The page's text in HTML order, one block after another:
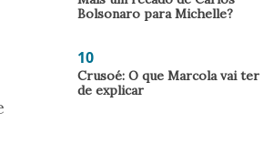
Bolsonaro para Michelle?
10
Crusoé: O que Marcola vai ter
de explicar